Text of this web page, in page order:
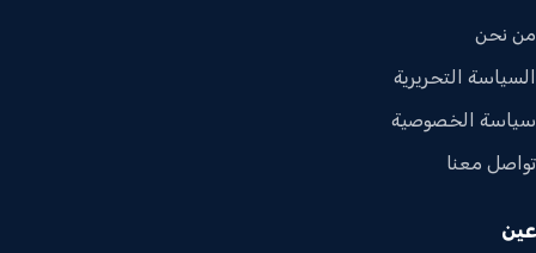
من نحن
السياسة التحريرية
سياسة الخصوصية
تواصل معنا
عين